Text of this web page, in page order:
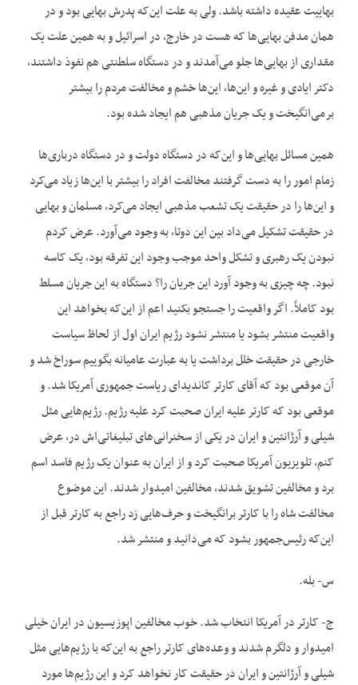
بهاییت عقیده داشته باشد. ولی به علت این‌که پدرش بهایی بود و در
همان مدفن بهایی‌ها که هست در خارج، در اسرائیل و به همین علت یک
مقداری از بهایی‌ها جلو می‌آمدند و در دستگاه سلطنتی هم نفوذ داشتند،
دکتر ایادی و غیره و این‌ها، این‌ها خشم و مخالفت مردم را بیشتر
برمی‌انگیخت و یک جریان مذهبی هم ایجاد شده بود.
همین مسائل بهایی‌ها و این‌که در دستگاه دولت و در دستگاه درباری‌ها
زمام امور را به دست گرفتند مخالفت افراد را بیشتر با این‌ها زیاد می‌کرد
و این‌ها را در حقیقت یک تشعب مذهبی ایجاد می‌کرد، مسلمان و بهایی
در حقیقت تشکیل می‌داد بین این دوتا، به وجود می‌آورد. عرض کردم
نبودن یک رهبری و تشکل واحد موجب وجود این تفرقه بود، یک کاسه
نبود. چه چیزی به وجود آورد این جریان را؟ دستگاه به این جریان مسلط
بود کاملاً. اگر واقعیت را جستجو بکنید اعم از این‌که بخواهد این
واقعیت منتشر بشود یا منتشر نشود رژیم ایران اول از لحاظ سیاست
خارجی در حقیقت خلل برداشت یا به عبارت عامیانه بگوییم سوراخ شد و
آن موقعی بود که آقای کارتر کاندیدای ریاست جمهوری آمریکا شد. و
موقعی بود که کارتر علیه ایران صحبت کرد علیه رژیم. رژیم‌هایی مثل
شیلی و آرژانتین و ایران در یکی از سخنرانی‌های تبلیغاتی‌اش در، عرض
کنم، تلویزیون آمریکا صحبت کرد و از ایران به عنوان یک رژیم فاسد اسم
برد و مخالفین تشویق شدند، مخالفین امیدوار شدند. این موضوع
مخالفت شاه را با کارتر برانگیخت و حرف‌هایی زد راجع به کارتر قبل از
این‌که رئیس‌جمهور بشود که می‌دانید و منتشر شد.
س- بله.
ج- کارتر در آمریکا انتخاب شد. خوب مخالفین اپوزیسیون در ایران خیلی
امیدوار و دلگرم شدند و وعده‌های کارتر راجع به این‌که با رژیم‌هایی مثل
شیلی و آرژانتین و ایران در حقیقت کار نخواهد کرد و این رژیم‌ها مورد